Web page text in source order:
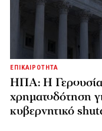
ΕΠΙΚΑΙΡΟΤΗΤΑ
ΗΠΑ: Η
χρηματοδότηση
κυβερνητικό